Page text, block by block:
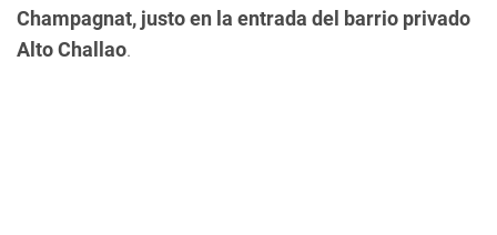
Champagnat, justo en la entrada del barrio privado
Alto Challao.